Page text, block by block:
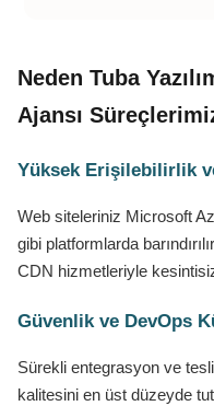
Neden Tuba
Ajansı
Yüksek Erişilebilirlik
Web siteleriniz Microsoft
gibi platformlarda
CDN hizmetleriyle
Güvenlik ve DevOps
Sürekli entegrasyon ve
kalitesini en üst düzeyde